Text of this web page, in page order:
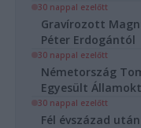
30 nappal ezelőtt
Gravírozott
Péter Erdogántól
30 nappal ezelőtt
Németország
Egyesült
30 nappal ezelőtt
Fél évszázad